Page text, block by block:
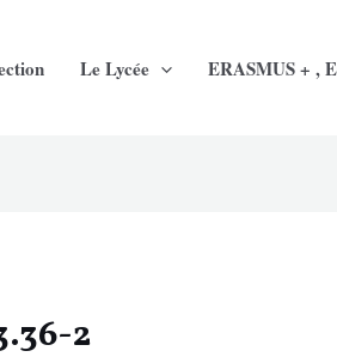
Le Lycée ERASMUS + ,
2